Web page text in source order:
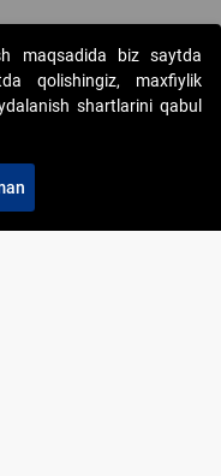
tashkil etish"
11
maqsadida biz saytda
qolishingiz, maxfiylik
shartlarini qabul